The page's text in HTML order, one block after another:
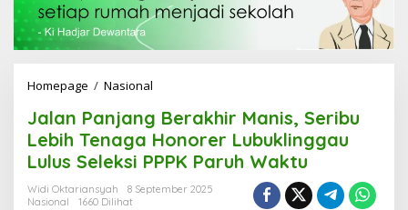
Homepage / Nasional
l
a
n
P
a
Jalan Panjang Berakhir Manis, Seribu
Lebih Tenaga Honorer Lubuklinggau
Lulus Seleksi PPPK Paruh Waktu
Widi Oktariansyah
8 September 2025
Nasional
1660 Dilihat